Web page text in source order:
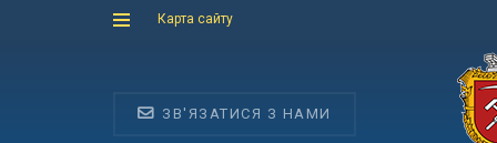
Карта сайту
ЗВ'ЯЗАТИСЯ З НАМИ